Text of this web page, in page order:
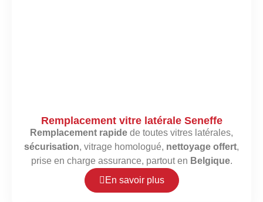
Remplacement vitre latérale Seneffe
Remplacement rapide de toutes vitres latérales,
sécurisation, vitrage homologué, nettoyage offert,
prise en charge assurance, partout en Belgique.
En savoir plus